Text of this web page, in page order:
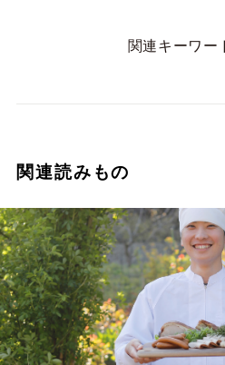
関連キーワー
関連読みもの